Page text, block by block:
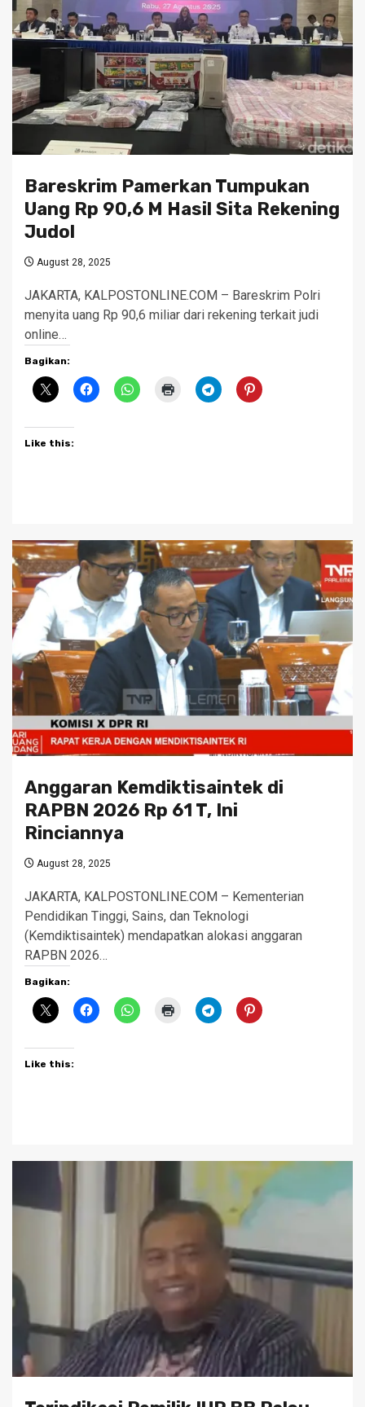
Bareskrim Pamerkan Tumpukan
Uang Rp 90,6 M Hasil Sita Rekening
Judol
August 28, 2025
JAKARTA, KALPOSTONLINE.COM – Bareskrim Polri
menyita uang Rp 90,6 miliar dari rekening terkait judi
online…
Bagikan:
Like this:
Anggaran Kemdiktisaintek di
RAPBN 2026 Rp 61 T, Ini
Rinciannya
August 28, 2025
JAKARTA, KALPOSTONLINE.COM – Kementerian
Pendidikan Tinggi, Sains, dan Teknologi
(Kemdiktisaintek) mendapatkan alokasi anggaran
RAPBN 2026…
Bagikan:
Like this: